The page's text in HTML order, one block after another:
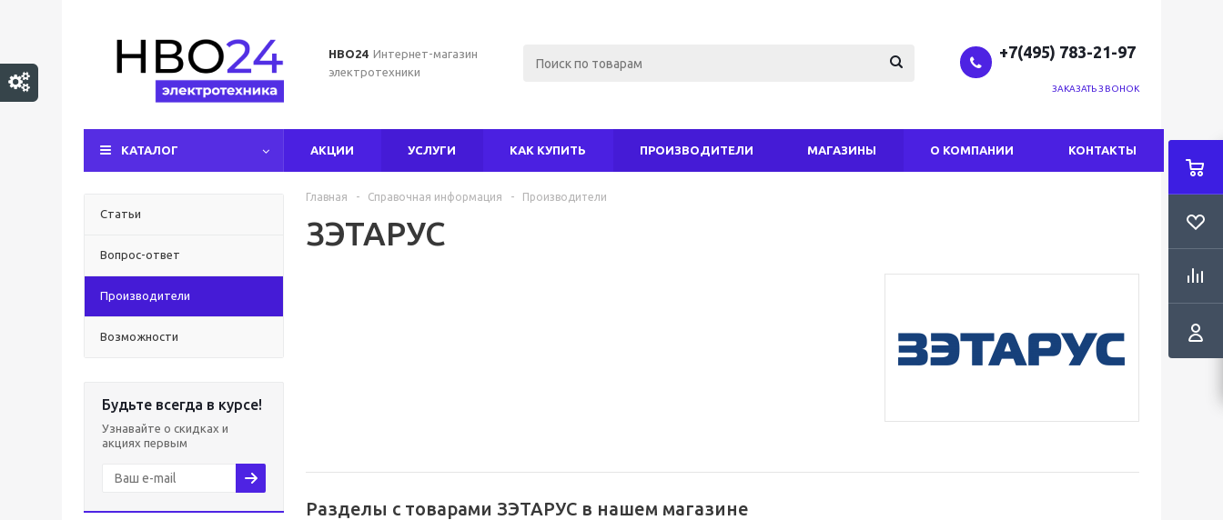
НВО24 Интернет-магазин
электротехники
+7(495) 783-21-97
ЗАКАЗАТЬ ЗВОНОК
КАТАЛОГ АКЦИИ УСЛУГИ КАК КУПИТЬ ПРОИЗВОДИТЕЛИ МАГАЗИНЫ О КОМПАНИИ КОНТАКТЫ
Статьи
Вопрос-ответ
Производители
Возможности
Будьте всегда в курсе!
Узнавайте о скидках и
акциях первым
Главная - Справочная информация - Производители
ЗЭТАРУС
Разделы с товарами ЗЭТАРУС в нашем магазине